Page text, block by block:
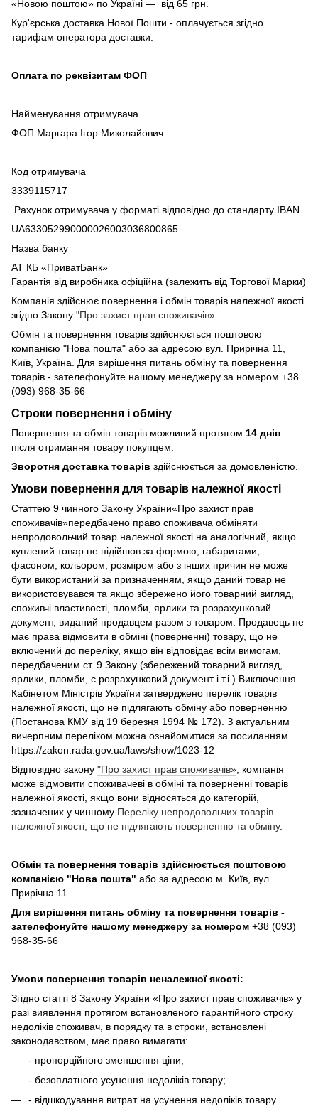
«Новою поштою» по Україні — від 65 грн.
Кур'єрська доставка Нової Пошти - оплачується згідно
тарифам оператора доставки.
Оплата по реквізитам ФОП
Найменування отримувача
ФОП Маргара Ігор Миколайович
Код отримувача
3339115717
Рахунок отримувача у форматі відповідно до стандарту IBAN
UA633052990000026003036800865
Назва банку
АТ КБ «ПриватБанк»
Гарантія від виробника офіційна (залежить від Торгової Марки)
Компанія здійснює повернення і обмін товарів належної якості
згідно Закону "Про захист прав споживачів»
Обмін та повернення товарів здійснюється поштовою
компанією "Нова пошта" або за адресою вул. Прирічна 11,
Київ, Україна. Для вирішення питань обміну та повернення
товарів - зателефонуйте нашому менеджеру за номером +38
(093) 968-35-66
Строки повернення і обміну
Повернення та обмін товарів можливий протягом 14 днів
після отримання товару покупцем.
Зворотня доставка товарів здійснюється за домовленістю.
Умови повернення для товарів належної якості
Статтею 9 чинного Закону України«Про захист прав
споживачів»передбачено право споживача обміняти
непродовольчий товар належної якості на аналогічний, якщо
куплений товар не підійшов за формою, габаритами,
фасоном, кольором, розміром або з інших причин не може
бути використаний за призначенням, якщо даний товар не
використовувався та якщо збережено його товарний вигляд,
споживчі властивості, пломби, ярлики та розрахунковий
документ, виданий продавцем разом з товаром. Продавець не
має права відмовити в обміні (поверненні) товару, що не
включений до переліку, якщо він відповідає всім вимогам,
передбаченим ст. 9 Закону (збережений товарний вигляд,
ярлики, пломби, є розрахунковий документ і т.і.) Виключення
Кабінетом Міністрів України затверджено перелік товарів
належної якості, що не підлягають обміну або поверненню
(Постанова КМУ від 19 березня 1994 № 172). З актуальним
вичерпним переліком можна ознайомитися за посиланням
https://zakon.rada.gov.ua/laws/show/1023-12
Відповідно закону "Про захист прав споживачів» , компанія
може відмовити споживачеві в обміні та поверненні товарів
належної якості, якщо вони відносяться до категорій,
зазначених у чинному Переліку непродовольчих товарів
належної якості, що не підлягають поверненню та обміну.
Обмін та повернення товарів здійснюється поштовою
компанією "Нова пошта" або за адресою м. Київ, вул.
Прирічна 11.
Для вирішення питань обміну та повернення товарів -
зателефонуйте нашому менеджеру за номером +38 (093)
968-35-66
Умови повернення товарів неналежної якості:
Згідно статті 8 Закону України «Про захист прав споживачів» у
разі виявлення протягом встановленого гарантійного строку
недоліків споживач, в порядку та в строки, встановлені
законодавством, має право вимагати:
- пропорційного зменшення ціни;
- безоплатного усунення недоліків товару;
- відшкодування витрат на усунення недоліків товару.